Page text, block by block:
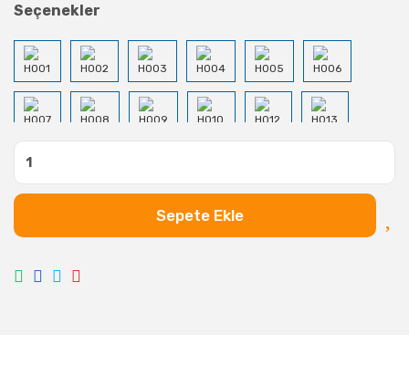
Seçenekler
Sepete Ekle